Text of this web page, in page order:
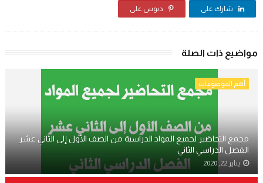
شارك على دبوس على
مواضيع ذات الصلة
أهم الموضوعات
مجمع التحاضير لجميع المواد الدراسية من الصف الأول إلى الثاني عشر
الفصل الدراسي الثاني
يناير 22, 2020